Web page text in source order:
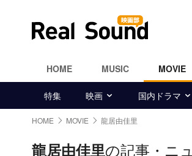
HOME MUSIC MOVIE
特集 映画 国内ドラマ
HOME MOVIE 龍居由佳里
龍居由佳里の記事・ニ